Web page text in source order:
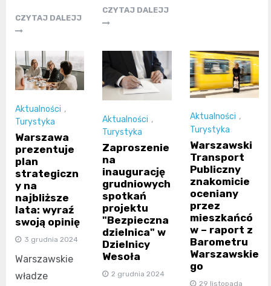
CZYTAJ DALEJJ
CZYTAJ DALEJJ
Aktualności ,
Turystyka
Warszawa
prezentuje
plan
strategiczn
y na
najbliższe
lata: wyraź
swoją opinię
3 grudnia 2024
Warszawskie
władze
Aktualności ,
Turystyka
Zaproszenie
na
inaugurację
grudniowych
spotkań
projektu
"Bezpieczna
dzielnica" w
Dzielnicy
Wesoła
2 grudnia 2024
Aktualności ,
Turystyka
Warszawski
Transport
Publiczny
znakomicie
oceniany
przez
mieszkańcó
w – raport z
Barometru
Warszawskie
go
29 listopada